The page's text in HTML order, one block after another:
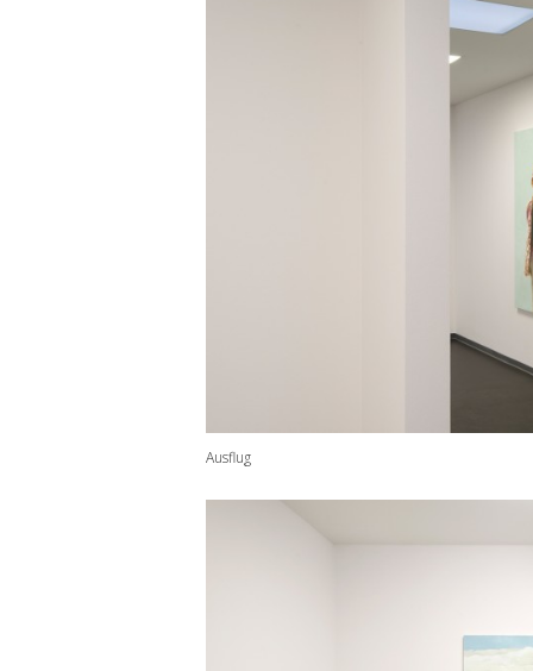
Ausflug